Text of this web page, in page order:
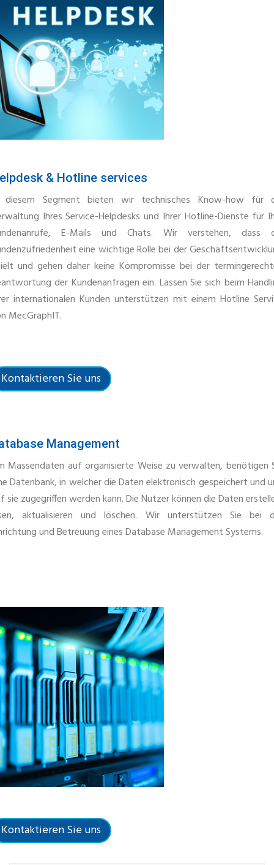
& Hotline services
diesem Segment bieten wir technisches Know-how für
Ihres Service-Helpdesks und Ihrer Hotline-Dienste für
E-Mails und Chats. Wir verstehen, dass
eine wichtige Rolle bei der
und gehen daher keine Kompromisse bei der
der Kundenanfragen ein. Lassen Sie sich beim
internationalen Kunden unterstützen mit einem Hotline
MecGraphIT.
Kontaktieren Sie uns
Management
Massendaten auf organisierte Weise zu verwalten, benötigen
Datenbank, in welcher die Daten elektronisch gespeichert und
sie zugegriffen werden kann. Die Nutzer können die Daten
aktualisieren und löschen. Wir unterstützen Sie bei
und Betreuung eines Database Management Systems.
Kontaktieren Sie uns